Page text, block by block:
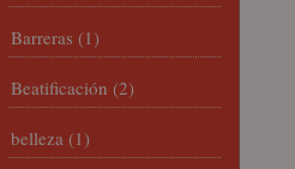
Barreras (1)
Beatificación (2)
belleza (1)